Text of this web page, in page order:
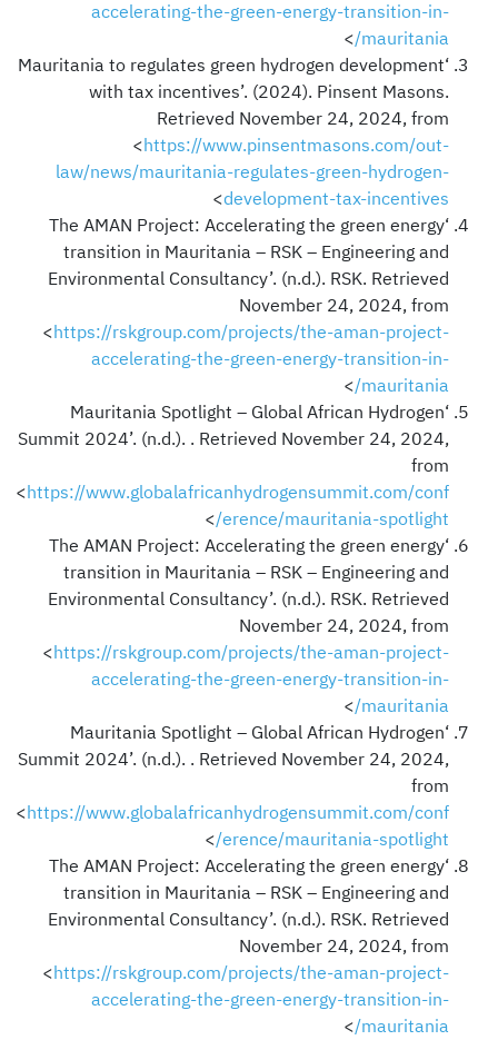
accelerating-the-green-energy-transition-in-
mauritania/
>
‘Mauritania to regulates green hydrogen development
with tax incentives’. (2024). Pinsent Masons.
Retrieved November 24, 2024, from
<https://www.pinsentmasons.com/out-
law/news/mauritania-regulates-green-hydrogen-
development-tax-incentives
>
‘The AMAN Project: Accelerating the green energy
transition in Mauritania – RSK – Engineering and
Environmental Consultancy’. (n.d.). RSK. Retrieved
November 24, 2024, from
<https://rskgroup.com/projects/the-aman-project-
accelerating-the-green-energy-transition-in-
mauritania/
>
‘Mauritania Spotlight – Global African Hydrogen
Summit 2024’. (n.d.). . Retrieved November 24, 2024,
from
<https://www.globalafricanhydrogensummit.com/conf
erence/mauritania-spotlight/
>
‘The AMAN Project: Accelerating the green energy
transition in Mauritania – RSK – Engineering and
Environmental Consultancy’. (n.d.). RSK. Retrieved
November 24, 2024, from
<https://rskgroup.com/projects/the-aman-project-
accelerating-the-green-energy-transition-in-
mauritania/
>
‘Mauritania Spotlight – Global African Hydrogen
Summit 2024’. (n.d.). . Retrieved November 24, 2024,
from
<https://www.globalafricanhydrogensummit.com/conf
erence/mauritania-spotlight/
>
‘The AMAN Project: Accelerating the green energy
transition in Mauritania – RSK – Engineering and
Environmental Consultancy’. (n.d.). RSK. Retrieved
November 24, 2024, from
<https://rskgroup.com/projects/the-aman-project-
accelerating-the-green-energy-transition-in-
mauritania/
>